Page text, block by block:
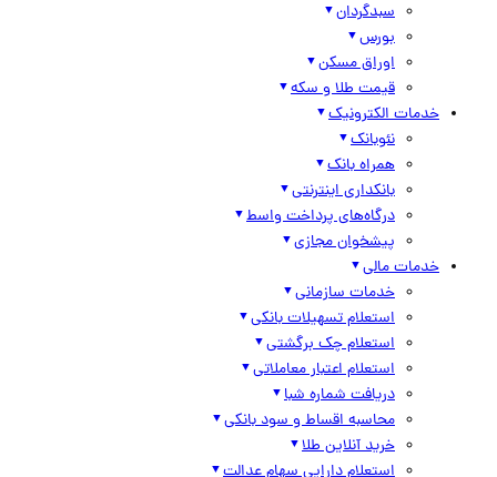
سبدگردان
بورس
اوراق مسکن
قیمت طلا و سکه
خدمات الکترونیک
نئوبانک
همراه بانک
بانکداری اینترنتی
درگاه‌های پرداخت واسط
پیشخوان مجازی
خدمات مالی
خدمات سازمانی
استعلام تسهیلات بانکی
استعلام چک برگشتی
استعلام اعتبار معاملاتی
دریافت شماره شبا
محاسبه اقساط و سود بانکی
خرید آنلاین طلا
استعلام دارایی سهام عدالت